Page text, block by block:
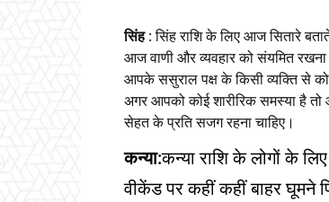
सिंह: सिंह राशि के लिए आज सितारे
आज वाणी और व्यवहार को संयमित
आपके ससुराल पक्ष के किसी व्यक्ति से
अगर आपको कोई शारीरिक समस्या है
सेहत के प्रति सजग रहना चाहिए।
कन्या:कन्या राशि के लोगों के
वीकेंड पर कहीं कहीं बाहर घूमने